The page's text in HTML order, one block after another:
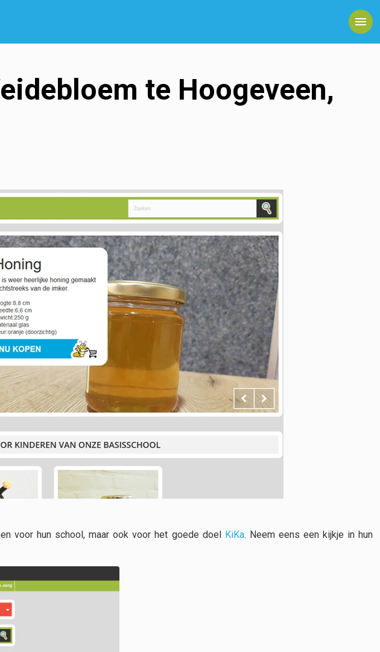
te Hoogeveen,
voor hun school, maar ook voor het goede doel KiKa. Neem eens een kijkje in hun